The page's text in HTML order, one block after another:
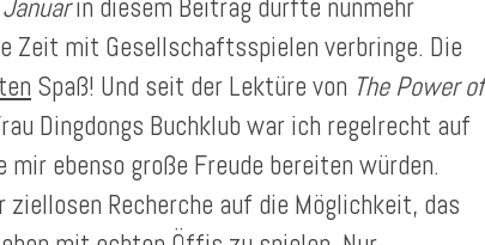
Januarin diesem Beitrag dürfte nunmehr
Zeit mit Gesellschaftsspielen verbringe. Die
Spaß! Und seit der Lektüre von The Power of
Dingdongs Buchklub war ich regelrecht auf
mir ebenso große Freude bereiten würden.
Recherche auf die Möglichkeit, das